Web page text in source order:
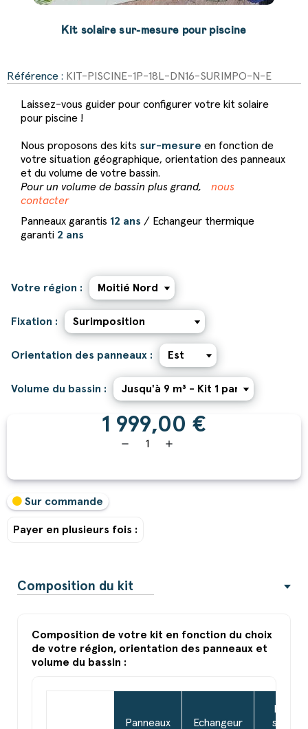
Kit solaire sur-mesure pour piscine
Référence : KIT-PISCINE-1P-18L-DN16-SURIMPO-N-E
Laissez-vous guider pour configurer votre kit solaire
pour piscine !
Nous proposons des kits sur-mesure en fonction de
votre situation géographique, orientation des panneaux
et du volume de votre bassin.
Pour un volume de bassin plus grand,
nous
contacter
Panneaux garantis 12 ans / Echangeur thermique
garanti 2 ans
Votre région :
Fixation :
Orientation des panneaux :
Volume du bassin :
1 999,00 €
remove add
Sur commande
Payer en plusieurs fois :
Composition du kit
Composition de votre kit en fonction du choix
de votre région, orientation des panneaux et
volume du bassin :
Panneaux
Echangeur
solaire